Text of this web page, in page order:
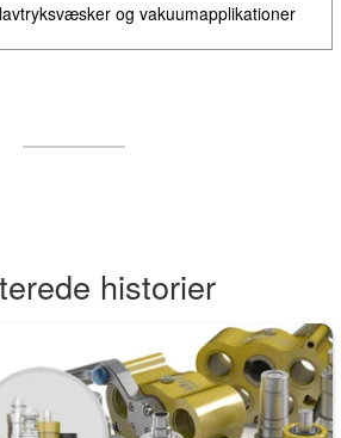
og vakuumapplikationer
historier